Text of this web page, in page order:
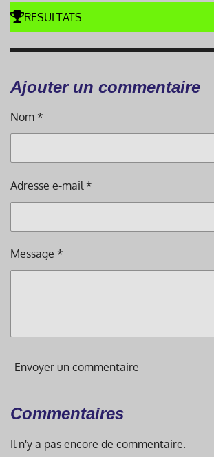
RESULTATS
Ajouter un commentaire
Nom *
Adresse e-mail *
Message *
Envoyer un commentaire
Commentaires
Il n'y a pas encore de commentaire.